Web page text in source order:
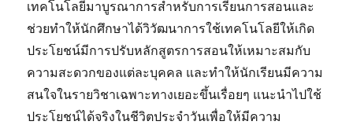
เทคโนโลยีมาบูรณาการสำหรับการเรียนการสอนและ
ช่วยทำให้นักศึกษาได้วิวัฒนาการใช้เทคโนโลยีให้เกิด
ประโยชน์มีการปรับหลักสูตรการสอนให้เหมาะสมกับ
ความสะดวกของแต่ละบุคคล และทำให้นักเรียนมีความ
สนใจในรายวิชาเฉพาะทางเยอะขึ้นเรื่อยๆ แนะนำไปใช้
ประโยชน์ได้จริงในชีวิตประจำวันเพื่อให้มีความ